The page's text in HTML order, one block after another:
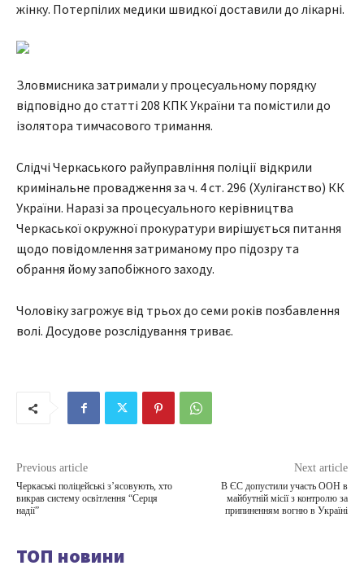
жінку. Потерпілих медики швидкої доставили до лікарні.
Зловмисника затримали у процесуальному порядку
відповідно до статті 208 КПК України та помістили до
ізолятора тимчасового тримання.
Слідчі Черкаського райуправління поліції відкрили
кримінальне провадження за ч. 4 ст. 296 (Хуліганство) КК
України. Наразі за процесуального керівництва
Черкаської окружної прокуратури вирішується питання
щодо повідомлення затриманому про підозру та
обрання йому запобіжного заходу.
Чоловіку загрожує від трьох до семи років позбавлення
волі. Досудове розслідування триває.
Previous article
Черкаські поліцейські з’ясовують, хто
викрав систему освітлення “Серця
надії”
Next article
В ЄС допустили участь ООН в
майбутній місії з контролю за
припиненням вогню в Україні
ТОП новини